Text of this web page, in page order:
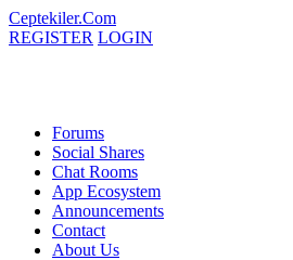
Ceptekiler.Com
REGISTER LOGIN
Forums
Social Shares
Chat Rooms
App Ecosystem
Announcements
Contact
About Us